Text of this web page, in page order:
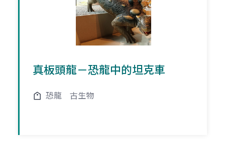
真板頭龍－恐龍中的坦克車
恐龍 古生物